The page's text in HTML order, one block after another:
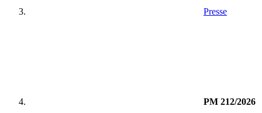
Presse
PM 212/2026